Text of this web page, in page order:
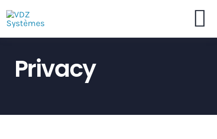
to
content
Commander en Ligne
Brochure
Privacy